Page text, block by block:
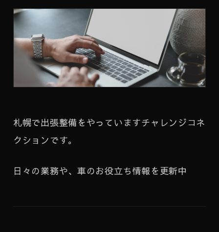
札幌で出張整備をやっていますチャレンジコネ
クションです。
日々の業務や、車のお役立ち情報を更新中